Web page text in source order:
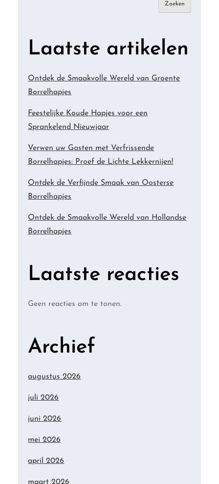
Zoeken
Laatste artikelen
Ontdek de Smaakvolle Wereld van Groente
Borrelhapjes
Feestelijke Koude Hapjes voor een
Sprankelend Nieuwjaar
Verwen uw Gasten met Verfrissende
Borrelhapjes: Proef de Lichte Lekkernijen!
Ontdek de Verfijnde Smaak van Oosterse
Borrelhapjes
Ontdek de Smaakvolle Wereld van Hollandse
Borrelhapjes
Laatste reacties
Geen reacties om te tonen.
Archief
augustus 2026
juli 2026
juni 2026
mei 2026
april 2026
maart 2026